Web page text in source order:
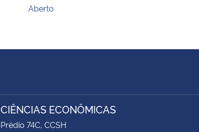
Aberto
CIÊNCIAS ECONÔMICAS
Prédio 74C, CCSH